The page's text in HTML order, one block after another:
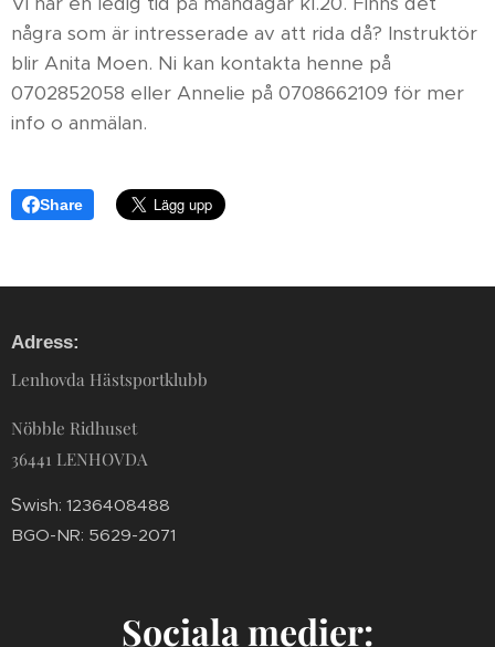
några som är intresserade av att rida då? Instruktör
blir Anita Moen. Ni kan kontakta henne på
0702852058 eller Annelie på 0708662109 för mer
info o anmälan.
Share
Adress:
Lenhovda Hästsportklubb
Nöbble Ridhuset
36441 LENHOVDA
Swish: 1236408488
BGO-NR: 5629-2071
Sociala medier: